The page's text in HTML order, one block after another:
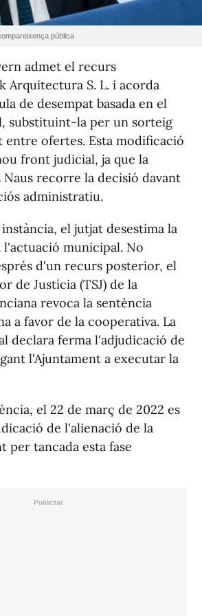
pública
admet el recurs
Arquitectura S. L. i acorda
de desempat basada en el
substituint-la per un sorteig
entre ofertes. Esta modificació
front judicial, ja que la
recorre la decisió davant
administratiu.
el jutjat desestima la
l'actuació municipal. No
d'un recurs posterior, el
de Justícia (TSJ) de la
revoca la sentència
a favor de la cooperativa. La
declara ferma l'adjudicació de
l'Ajuntament a executar la
el 22 de març de 2022 es
de l'alienació de la
per tancada esta fase